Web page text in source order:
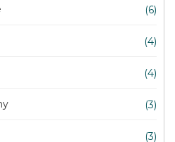
(6)
(4)
(4)
(3)
(3)